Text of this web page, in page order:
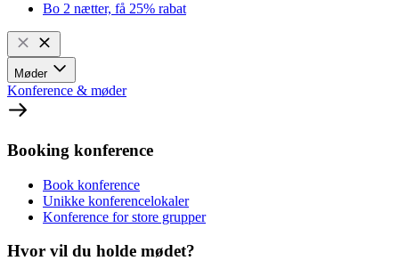
Bo 2 nætter, få 25% rabat
Møder
Konference & møder
Booking konference
Book konference
Unikke konferencelokaler
Konference for store grupper
Hvor vil du holde mødet?